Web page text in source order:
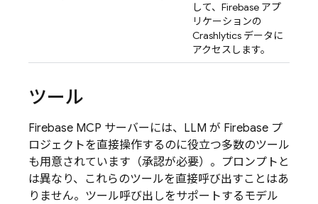
して、Firebase アプ
リケーションの
Crashlytics データに
アクセスします。
ツール
Firebase MCP サーバーには、LLM が Firebase プ
ロジェクトを直接操作するのに役立つ多数のツール
も用意されています（承認が必要）。プロンプトと
は異なり、これらのツールを直接呼び出すことはあ
りません。ツール呼び出しをサポートするモデル